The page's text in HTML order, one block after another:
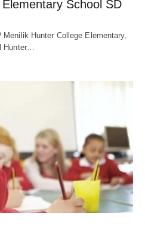
School SD
Hunter College Elementary,
Hunter…